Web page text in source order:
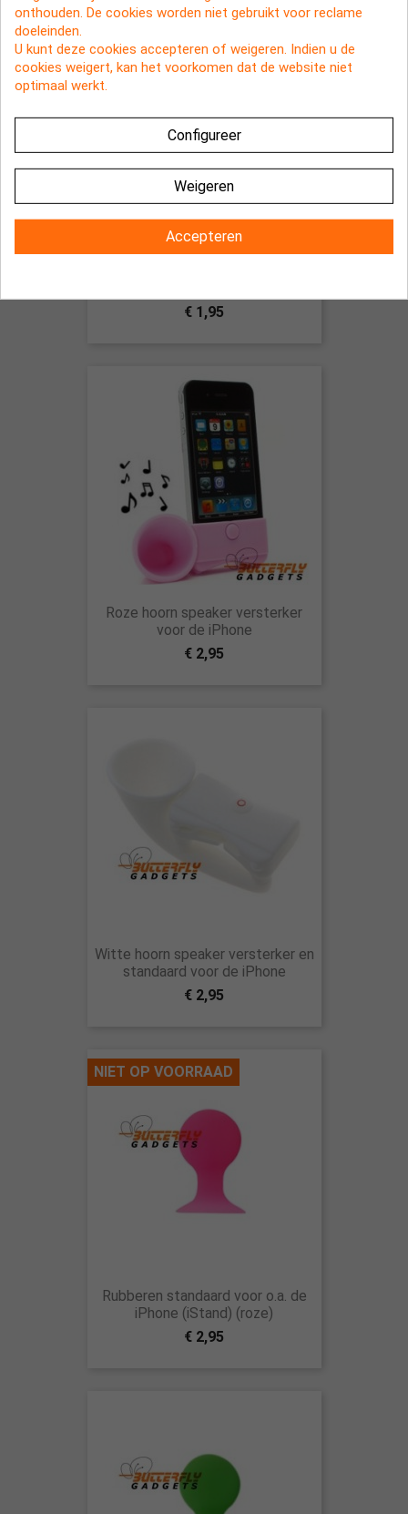
€ 1,95
Roze hoorn speaker versterker
voor de iPhone
€ 2,95
Witte hoorn speaker versterker en
standaard voor de iPhone
€ 2,95
Rubberen standaard voor o.a. de
iPhone (iStand) (roze)
€ 2,95
NIET OP VOORRAAD
onthouden. De cookies worden niet gebruikt voor reclame
doeleinden.
U kunt deze cookies accepteren of weigeren. Indien u de
cookies weigert, kan het voorkomen dat de website niet
optimaal werkt.
Configureer
Weigeren
Accepteren